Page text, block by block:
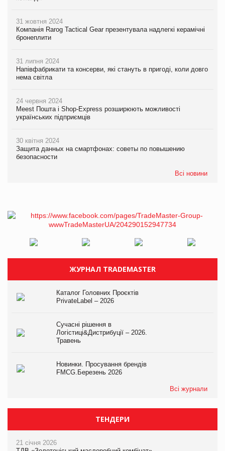
31 жовтня 2024
Компанія Rarog Tactical Gear презентувала надлегкі керамічні
бронеплити
31 липня 2024
Напівфабрикати та консерви, які стануть в пригоді, коли довго
нема світла
24 червня 2024
Meest Пошта і Shop-Express розширюють можливості
українських підприємців
30 квітня 2024
Защита данных на смартфонах: советы по повышению
безопасности
Всі новини
ЖУРНАЛ TRADEMASTER
Каталог Головних Проєктів
PrivateLabel – 2026
Сучасні рішення в
Логістиці&Дистрибуції – 2026.
Травень
Новинки. Просування брендів
FMCG.Березень 2026
Всі журнали
ТЕНДЕРИ
21 січня 2026